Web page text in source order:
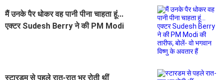
मैं उनके पैर धोकर वह पानी पीना चाहता हूं...
एक्टर Sudesh Berry ने की PM Modi
स्टारडम से पहले रात-रात भर रोती थीं